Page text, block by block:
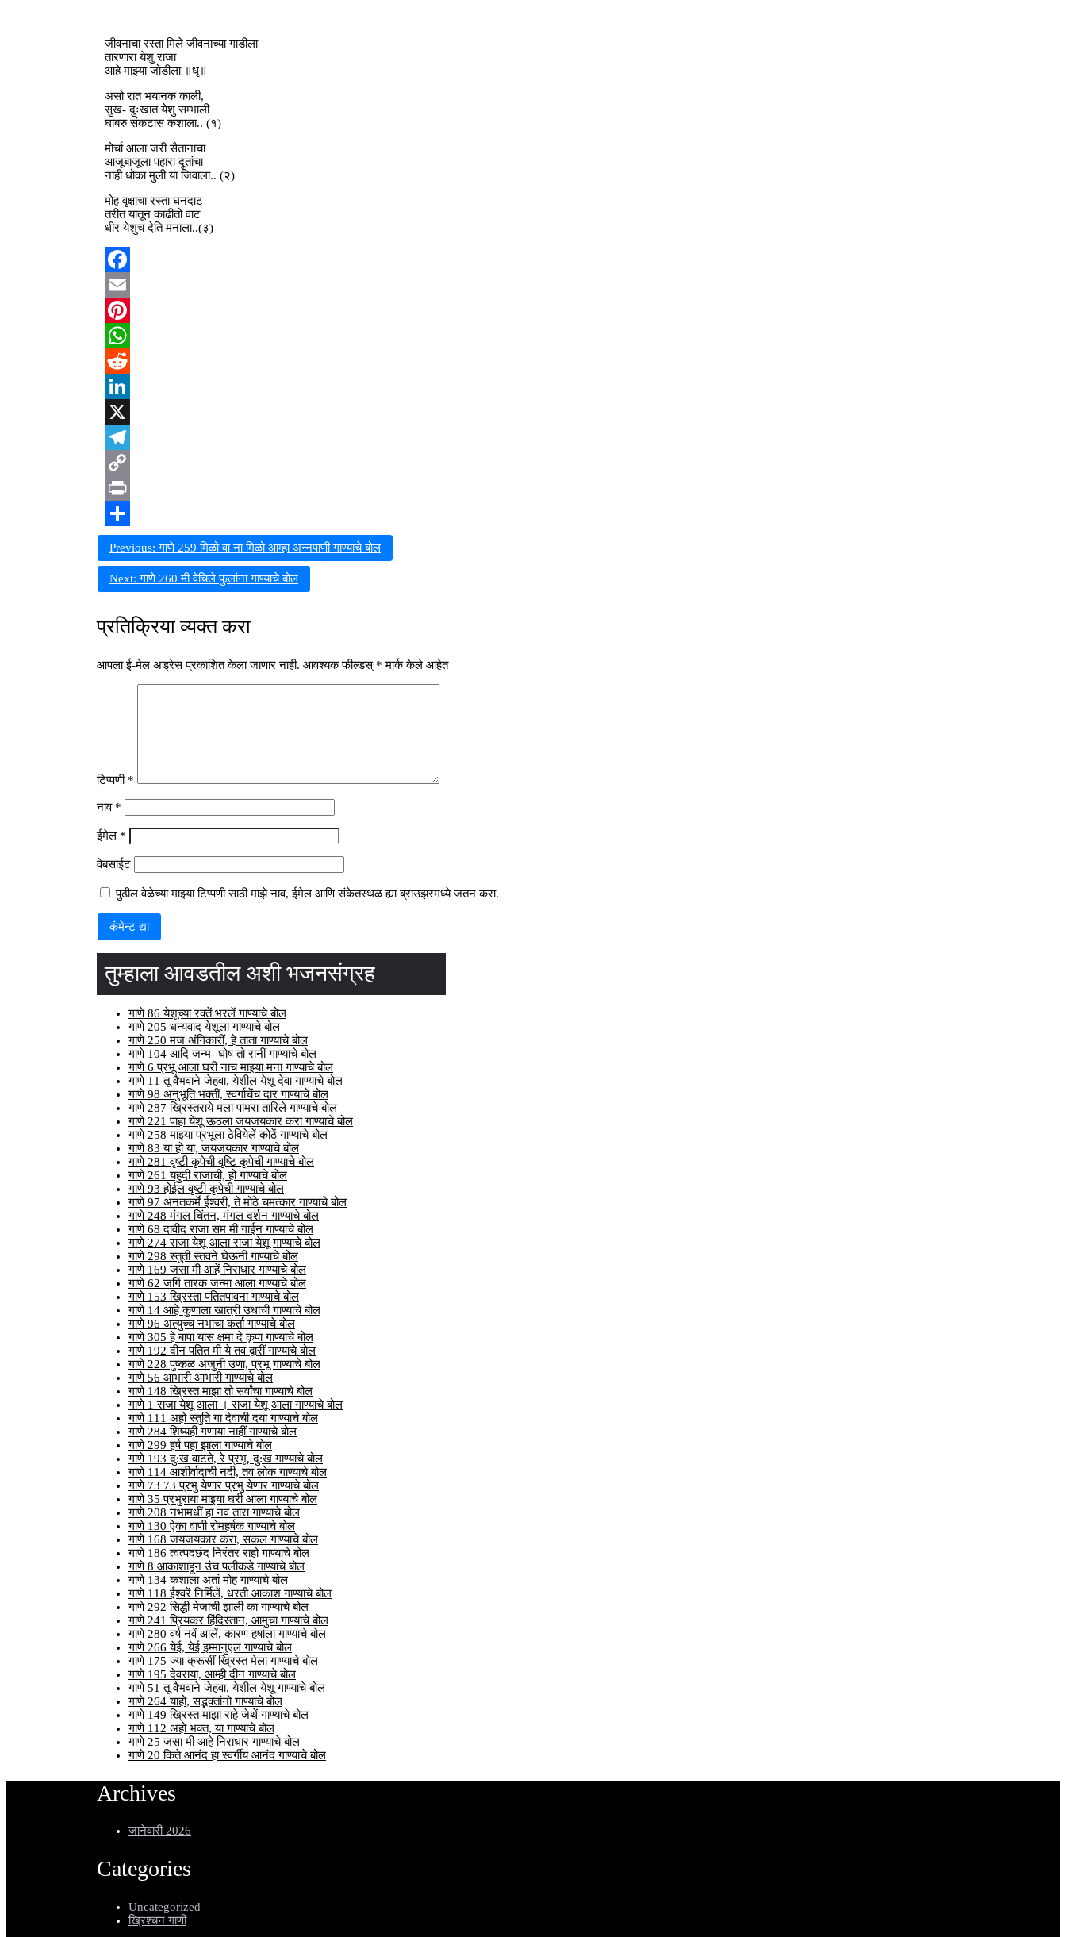
जीवनाचा रस्ता मिले जीवनाच्या गाडीला
तारणारा येशु राजा
आहे माझ्या जोडीला ॥धृ॥
असो रात भयानक काली,
सुख- दुःखात येशु सम्भाली
घाबरु संकटास कशाला.. (१)
मोर्चा आला जरी सैतानाचा
आजूबाजूला पहारा दूतांचा
नाही धोका मुली या जिवाला.. (२)
मोह वृक्षाचा रस्ता घनदाट
तरीत यातून काढीतो वाट
धीर येशुच देति मनाला..(३)
Facebook
Email
Pinterest
WhatsApp
Reddit
LinkedIn
X
Telegram
Copy
Link
Print
Share
पोस्टचे
नॅव्हिगेशन
Previous: गाणे 259 मिळो वा ना मिळो आम्हा अन्नपाणी गाण्याचे बोल
Next: गाणे 260 मी वेचिले फुलांना गाण्याचे बोल
प्रतिक्रिया व्यक्त करा
आपला ई-मेल अड्रेस प्रकाशित केला जाणार नाही. आवश्यक फील्डस् * मार्क केले आहेत
टिप्पणी *
नाव *
ईमेल *
वेबसाईट
पुढील वेळेच्या माझ्या टिप्पणी साठी माझे नाव, ईमेल आणि संकेतस्थळ ह्या ब्राउझरमध्ये जतन करा.
तुम्हाला आवडतील अशी भजनसंग्रह
गाणे 86 येशूच्या रक्तें भरलें गाण्याचे बोल
गाणे 205 धन्यवाद येशूला गाण्याचे बोल
गाणे 250 मज अंगिकारीं, हे ताता गाण्याचे बोल
गाणे 104 आदि जन्म- घोष तो रानीं गाण्याचे बोल
गाणे 6 प्रभू आला घरी नाच माझ्या मना गाण्याचे बोल
गाणे 11 तू वैभवाने जेहवा, येशील येशू देवा गाण्याचे बोल
गाणे 98 अनुभूति भक्तीं, स्वर्गाचेंच दार गाण्याचे बोल
गाणे 287 ख्रिस्तराये मला पामरा तारिले गाण्याचे बोल
गाणे 221 पाहा येशू ऊठला जयजयकार करा गाण्याचे बोल
गाणे 258 माझ्या प्रभूला ठेवियेलें कोठें गाण्याचे बोल
गाणे 83 या हो या, जयजयकार गाण्याचे बोल
गाणे 281 वृष्टी कृपेची वृष्टि कृपेची गाण्याचे बोल
गाणे 261 यहुदी राजाची, हो गाण्याचे बोल
गाणे 93 होईल वृष्टी कृपेची गाण्याचे बोल
गाणे 97 अनंतकर्मे ईश्वरी, ते मोठे चमत्कार गाण्याचे बोल
गाणे 248 मंगल चिंतन, मंगल दर्शन गाण्याचे बोल
गाणे 68 दावीद राजा सम मी गाईन गाण्याचे बोल
गाणे 274 राजा येशू आला राजा येशू गाण्याचे बोल
गाणे 298 स्तुती स्तवने घेऊनी गाण्याचे बोल
गाणे 169 जसा मी आहें निराधार गाण्याचे बोल
गाणे 62 जगिं तारक जन्मा आला गाण्याचे बोल
गाणे 153 ख्रिस्ता पतितपावना गाण्याचे बोल
गाणे 14 आहे कुणाला खात्री उधाची गाण्याचे बोल
गाणे 96 अत्युच्च नभाचा कर्ता गाण्याचे बोल
गाणे 305 हे बापा यांस क्षमा दे कृपा गाण्याचे बोल
गाणे 192 दीन पतित मी ये तव द्वारीं गाण्याचे बोल
गाणे 228 पुष्कळ अजुनी उणा, प्रभू गाण्याचे बोल
गाणे 56 आभारी आभारी गाण्याचे बोल
गाणे 148 ख्रिस्त माझा तो सर्वांचा गाण्याचे बोल
गाणे 1 राजा येशू आला । राजा येशू आला गाण्याचे बोल
गाणे 111 अहो स्तुति गा देवाची दया गाण्याचे बोल
गाणे 284 शिष्यही गणाया नाहीं गाण्याचे बोल
गाणे 299 हर्ष पहा झाला गाण्याचे बोल
गाणे 193 दु:ख वाटते, रे प्रभू, दु:ख गाण्याचे बोल
गाणे 114 आशीर्वादाची नदी, तव लोक गाण्याचे बोल
गाणे 73 73 प्रभु येणार प्रभु येणार गाण्याचे बोल
गाणे 35 प्रभुराया माइया घरी आला गाण्याचे बोल
गाणे 208 नभामधीं हा नव तारा गाण्याचे बोल
गाणे 130 ऐका वाणी रोमहर्षक गाण्याचे बोल
गाणे 168 जयजयकार करा, सकल गाण्याचे बोल
गाणे 186 त्वत्पदछंद निरंतर राहो गाण्याचे बोल
गाणे 8 आकाशाहून उंच पलीकडे गाण्याचे बोल
गाणे 134 कशाला अतां मोह गाण्याचे बोल
गाणे 118 ईश्वरें निर्मिलें, धरती आकाश गाण्याचे बोल
गाणे 292 सिद्धी मेजाची झाली का गाण्याचे बोल
गाणे 241 प्रियकर हिंदिस्तान, आमुचा गाण्याचे बोल
गाणे 280 वर्ष नवें आलें, कारण हर्षाला गाण्याचे बोल
गाणे 266 येई, येई इम्मानुएल गाण्याचे बोल
गाणे 175 ज्या क्रूसीं ख्रिस्त मेला गाण्याचे बोल
गाणे 195 देवराया, आम्ही दीन गाण्याचे बोल
गाणे 51 तू वैभवाने जेहवा, येशील येशू गाण्याचे बोल
गाणे 264 याहो, सद्भक्तांनो गाण्याचे बोल
गाणे 149 ख्रिस्त माझा राहे जेथें गाण्याचे बोल
गाणे 112 अहो भक्त, या गाण्याचे बोल
गाणे 25 जसा मी आहे निराधार गाण्याचे बोल
गाणे 20 किते आनंद हा स्वर्गीय आनंद गाण्याचे बोल
Archives
जानेवारी 2026
Categories
Uncategorized
ख्रिश्चन गाणी